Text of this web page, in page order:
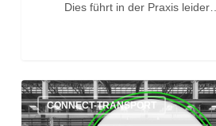
Dies führt in der Praxis leider…
Quick
Start CONNECT-TRANSPORT